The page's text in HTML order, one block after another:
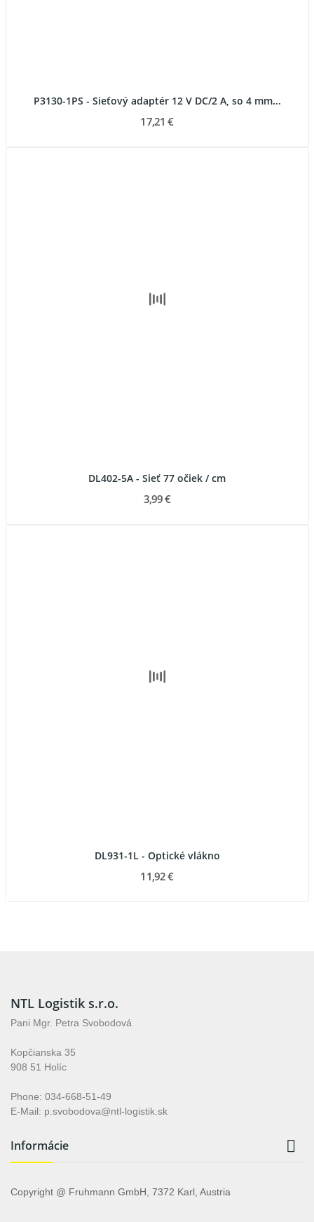
P3130-1PS - Sieťový adaptér 12 V DC/2 A, so 4 mm...
17,21 €
DL402-5A - Sieť 77 očiek / cm
3,99 €
DL931-1L - Optické vlákno
11,92 €
NTL Logistik s.r.o.
Pani Mgr. Petra Svobodová
Kopčianska 35
908 51 Holíc
Phone: 034-668-51-49
E-Mail: p.svobodova@ntl-logistik.sk
Informácie 
Copyright @ Fruhmann GmbH, 7372 Karl, Austria